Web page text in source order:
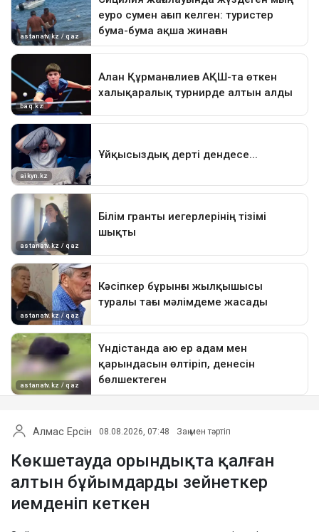
Алмас Ерсін 08.08.2026, 07:48 Заң мен тәртіп
Көкшетауда орындықта қалған
алтын бұйымдарды зейнеткер
иемденіп кеткен